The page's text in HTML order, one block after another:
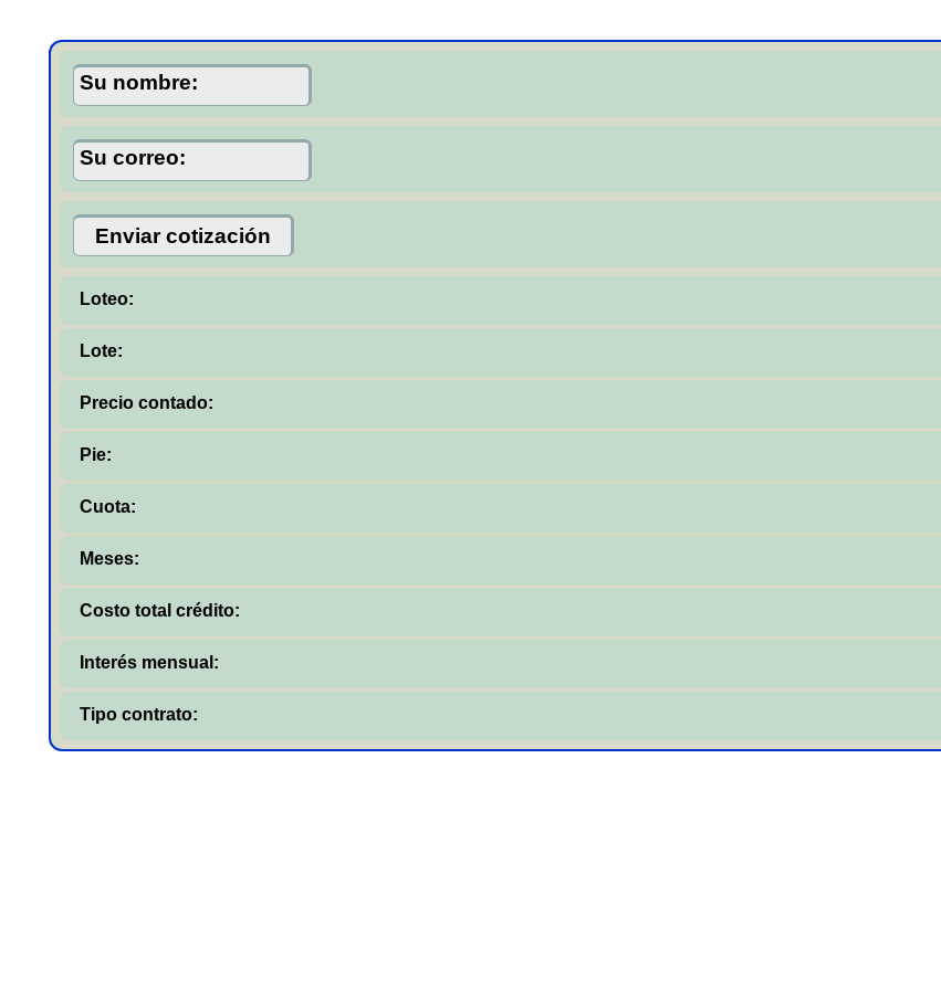
Su nombre:
Su correo:
Loteo:
Lote:
Precio contado:
Pie:
Cuota:
Meses:
Costo total crédito:
Interés mensual:
Tipo contrato: